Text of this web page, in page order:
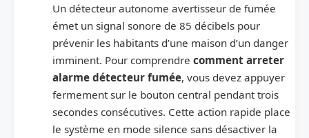
Un détecteur autonome avertisseur de fumée
émet un signal sonore de 85 décibels pour
prévenir les habitants d’une maison d’un danger
imminent. Pour comprendre comment arreter
alarme détecteur fumée, vous devez appuyer
fermement sur le bouton central pendant trois
secondes consécutives. Cette action rapide place
le système en mode silence sans désactiver la